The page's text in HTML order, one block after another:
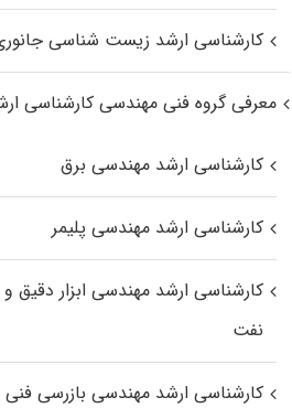
کارشناسی ارشد زیست‌ شناسی
معرفی گروه فنی مهندسی کارشناسی
کارشناسی ارشد مهندسی برق
کارشناسی ارشد مهندسی پلیمر
کارشناسی ارشد مهندسی ابزار دقیق
نفت
کارشناسی ارشد مهندسی بازرسی فنی